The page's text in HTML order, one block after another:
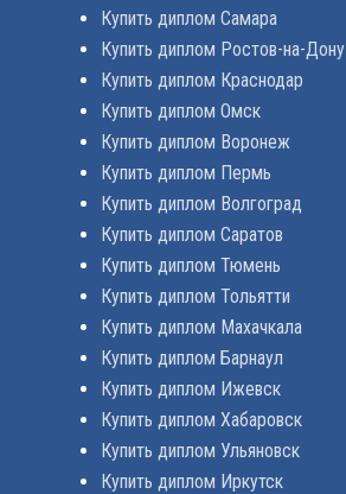
Купить диплом Самара
Купить диплом Ростов-на-Дону
Купить диплом Краснодар
Купить диплом Омск
Купить диплом Воронеж
Купить диплом Пермь
Купить диплом Волгоград
Купить диплом Саратов
Купить диплом Тюмень
Купить диплом Тольятти
Купить диплом Махачкала
Купить диплом Барнаул
Купить диплом Ижевск
Купить диплом Хабаровск
Купить диплом Ульяновск
Купить диплом Иркутск